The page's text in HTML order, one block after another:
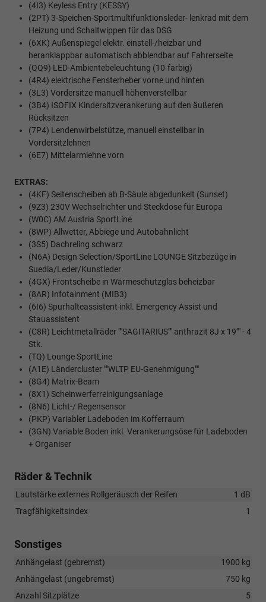
(4I3) Keyless Entry (KESSY)
(2PT) 3-Speichen-Sportmultifunktionsleder- lenkrad mit dem
Heizung und Schaltwippen für das DSG
(6XK) Außenspiegel elektr. einstell-/heizbar und
heranklappbar automatisch abblendbar auf Fahrerseite
(QQ9) LED-Ambientebeleuchtung (10-farbig)
(4R4) elektrische Fensterheber vorne und hinten
(3L3) Vordersitze manuell höhenverstellbar
(3B4) ISOFIX Kindersitzverankerung auf den äußeren
Rücksitzen
(7P4) Lendenwirbelstütze, manuell einstellbar in
Vordersitzlehnen
(6E7) Mittelarmlehne vorn
EXTRAS:
(4KF) Seitenscheiben ab B-Säule abgedunkelt (Sunset)
(9Z3) 230V Wechselrichter und Steckdose für Europa
(W0C) AM Austria SportLine
(8WP) Allwetter, Abbiege und Autobahnlicht
(3S5) Dachreling schwarz
(N6A) Design Selection/SportLine LOUNGE Sitzbezüge in
Suedia/Leder/Kunstleder
(4GX) Frontscheibe in Wärmeschutzglas beheizbar
(8AR) Infotainment (MIB3)
(6I6) Spurhalteassistent inkl. Emergency Assist und
Stauassistent
(C8R) Leichtmetallräder ""SAGITARIUS"" anthrazit 8J x 19"" - 4
Stk.
(TQ) Lounge SportLine
(A1E) Ländercluster ""WLTP EU-Genehmigung""
(8G4) Matrix-Beam
(8X1) Scheinwerferreinigungsanlage
(8N6) Licht-/ Regensensor
(PKP) Variabler Ladeboden im Kofferraum
(3GN) Variable Boden inkl. Verankerungsöse für Ladeboden
+ Organiser
Räder & Technik
Lautstärke externes Rollgeräusch der Reifen
1 dB
Tragfähigkeitsindex
1
Sonstiges
Anhängelast (gebremst)
1900 kg
Anhängelast (ungebremst)
750 kg
Anzahl Sitzplätze
5